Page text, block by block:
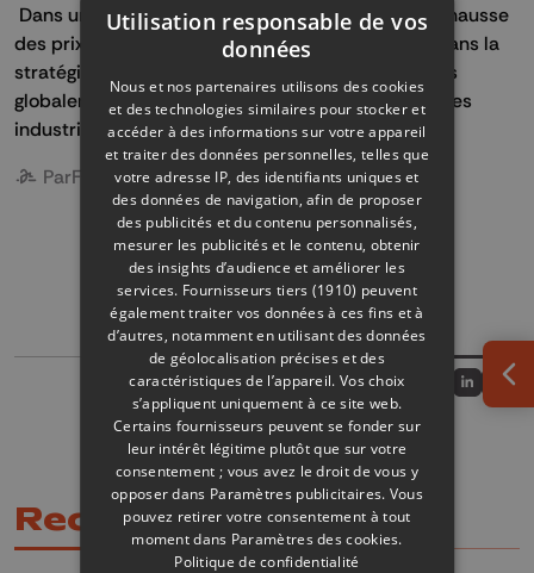
Dans un contexte géopolitique tendu et face à la hausse
des prix des énergies fossiles, ce projet s'inscrit dans la
stratégie de décarbonation d'Armstrong, mais plus
globalement dans la transition énergétique des sites
industriels.
ParFrance Defalle
GÉOTHERMIE
Partager sur
Partagez sur
Partagez
Recommandations
Utilisation responsable de vos
données
Nous et nos partenaires utilisons des cookies
et des technologies similaires pour stocker et
accéder à des informations sur votre appareil
et traiter des données personnelles, telles que
votre adresse IP, des identifiants uniques et
des données de navigation, afin de proposer
des publicités et du contenu personnalisés,
mesurer les publicités et le contenu, obtenir
des insights d’audience et améliorer les
services. Fournisseurs tiers (1910) peuvent
également traiter vos données à ces fins et à
d’autres, notamment en utilisant des données
de géolocalisation précises et des
caractéristiques de l’appareil. Vos choix
s’appliquent uniquement à ce site web.
Certains fournisseurs peuvent se fonder sur
leur intérêt légitime plutôt que sur votre
consentement ; vous avez le droit de vous y
opposer dans Paramètres publicitaires. Vous
pouvez retirer votre consentement à tout
moment dans Paramètres des cookies.
Politique de confidentialité